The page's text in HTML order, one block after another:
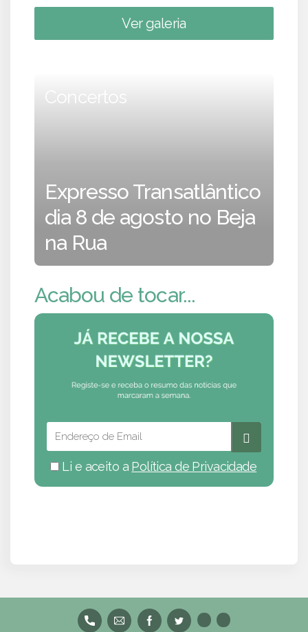
Ver galeria
Concertos
Expresso Transatlântico
dia 8 de agosto no Beja
na Rua
Acabou de tocar...
Li e aceito a Política de Privacidade